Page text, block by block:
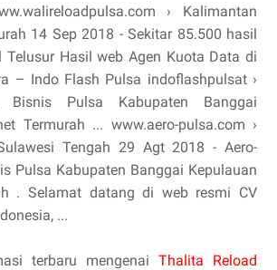
› Kalimantan
14 Sep 2018 - Sekitar 85.500 hasil
Telusur Hasil web Agen Kuota Data di
– Indo Flash Pulsa indoflashpulsat ›
Pulsa Kabupaten Banggai
Termurah ... www.aero-pulsa.com ›
Tengah 29 Agt 2018 - Aero-
Pulsa Kabupaten Banggai Kepulauan
. Selamat datang di web resmi CV
...
terbaru mengenai Thalita Reload